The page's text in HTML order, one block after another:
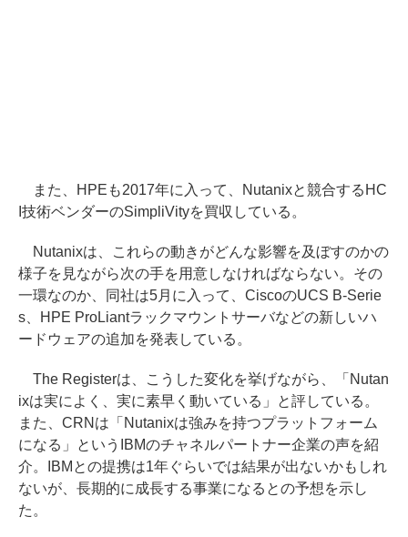
また、HPEも2017年に入って、Nutanixと競合するHC
I技術ベンダーのSimpliVityを買収している。
Nutanixは、これらの動きがどんな影響を及ぼすのかの
様子を見ながら次の手を用意しなければならない。その
一環なのか、同社は5月に入って、CiscoのUCS B-Serie
s、HPE ProLiantラックマウントサーバなどの新しいハ
ードウェアの追加を発表している。
The Registerは、こうした変化を挙げながら、「Nutan
ixは実によく、実に素早く動いている」と評している。
また、CRNは「Nutanixは強みを持つプラットフォーム
になる」というIBMのチャネルパートナー企業の声を紹
介。IBMとの提携は1年ぐらいでは結果が出ないかもしれ
ないが、長期的に成長する事業になるとの予想を示し
た。